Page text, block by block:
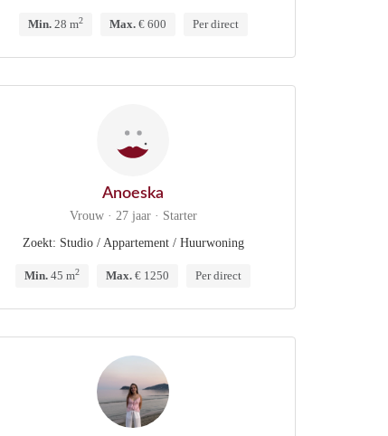
Min.28 m2 Max.€ 600 Per direct
Anoeska
Vrouw · 27 jaar · Starter
Zoekt: Studio / Appartement / Huurwoning
Min. 45 m2 Max. € 1250 Per direct